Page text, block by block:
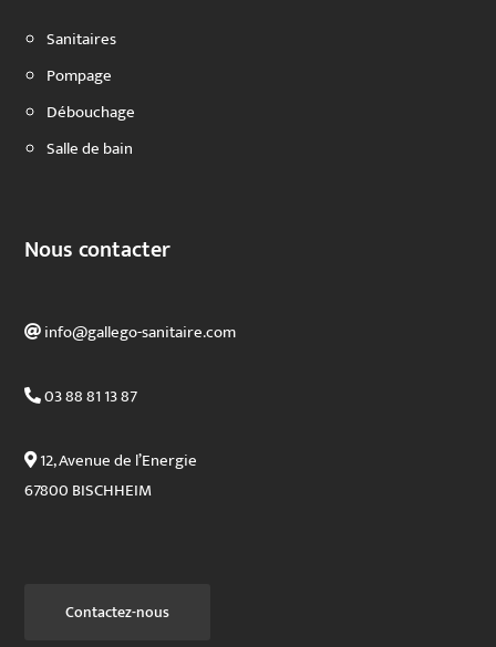
Sanitaires
Pompage
Débouchage
Salle de bain
Nous contacter
info@gallego-sanitaire.com
03 88 81 13 87
12, Avenue de l’Energie
67800 BISCHHEIM
Contactez-nous